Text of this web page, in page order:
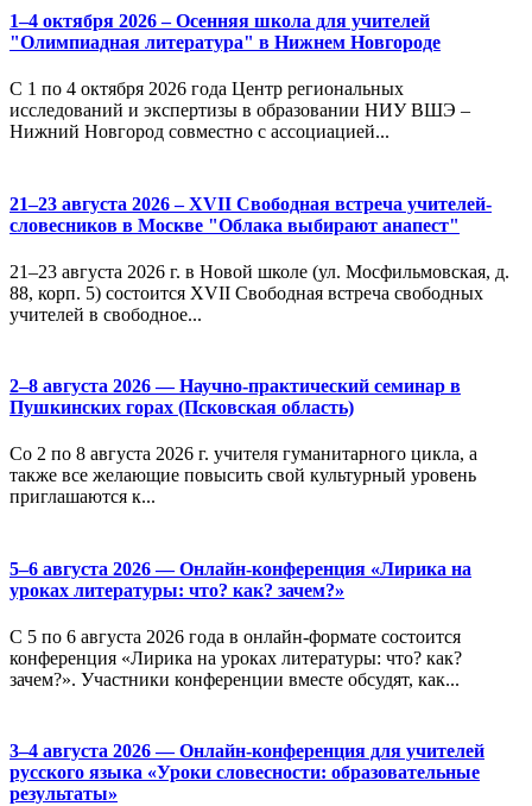
1–4 октября 2026 – Осенняя школа для учителей
"Олимпиадная литература" в Нижнем Новгороде
С 1 по 4 октября 2026 года Центр региональных
исследований и экспертизы в образовании НИУ ВШЭ –
Нижний Новгород совместно с ассоциацией...
21–23 августа 2026 – XVII Свободная встреча учителей-
словесников в Москве "Облака выбирают анапест"
21–23 августа 2026 г. в Новой школе (ул. Мосфильмовская, д.
88, корп. 5) состоится XVII Свободная встреча свободных
учителей в свободное...
2–8 августа 2026 — Научно-практический семинар в
Пушкинских горах (Псковская область)
Со 2 по 8 августа 2026 г. учителя гуманитарного цикла, а
также все желающие повысить свой культурный уровень
приглашаются к...
5–6 августа 2026 — Онлайн-конференция «Лирика на
уроках литературы: что? как? зачем?»
С 5 по 6 августа 2026 года в онлайн-формате состоится
конференция «Лирика на уроках литературы: что? как?
зачем?». Участники конференции вместе обсудят, как...
3–4 августа 2026 — Онлайн-конференция для учителей
русского языка «Уроки словесности: образовательные
результаты»